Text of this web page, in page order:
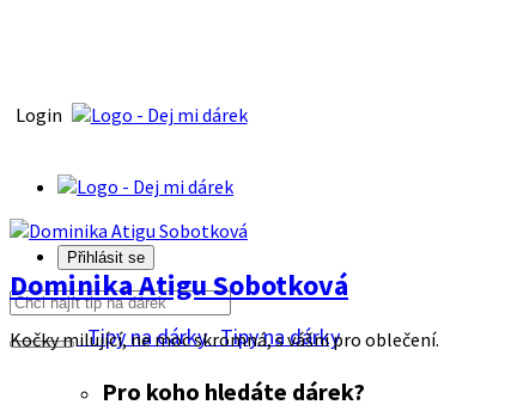
Login
Přihlásit se
Tipy na dárkyTipy na dárky
Pro koho hledáte dárek?
Dominika Atigu Sobotková
Kočky milující, ne moc skromná, s vášni pro oblečení.